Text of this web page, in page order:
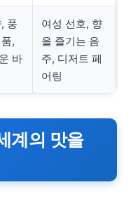
풍
,
바
여성 선호, 향
을 즐기는 음
주, 디저트 페
어링
계의 맛을